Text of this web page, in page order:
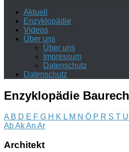
Aktuell
Enzyklopädie
Videos
Über uns
Über uns
Impressum
Datenschutz
Datenschutz
Enzyklopädie
A B D E F G H K L M N Ö P R S T U
AbAkAn Ar
Architekt